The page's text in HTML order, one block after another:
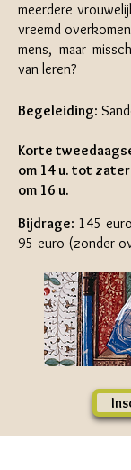
meerdere
vreemd
mens, maar
van leren?
Begeleiding:
Korte
om 14 u. tot
om 16 u.
Bijdrage: 145
95 euro (zonder